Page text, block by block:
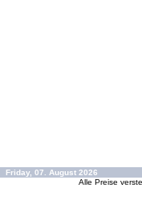
Friday, 07. August 2026
Alle Preise